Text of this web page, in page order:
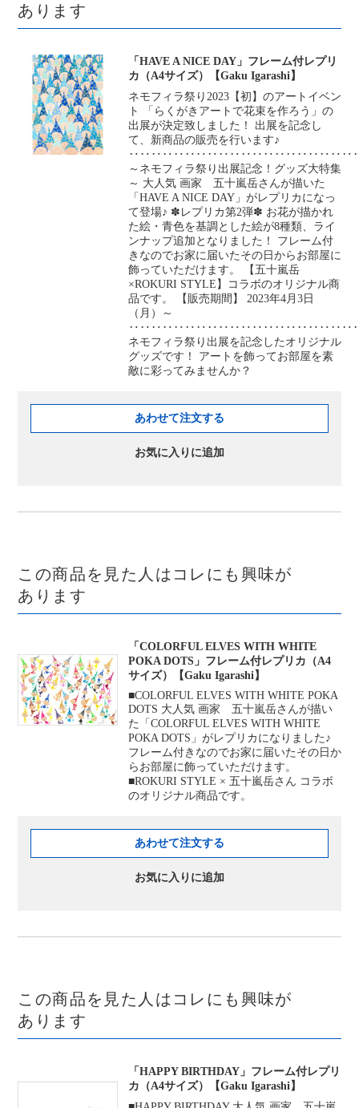
あります
「HAVE A NICE DAY」フレーム付レプリ
カ（A4サイズ）【Gaku Igarashi】
ネモフィラ祭り2023【初】のアートイベン
ト 「らくがきアートで花束を作ろう」の
出展が決定致しました！ 出展を記念し
て、新商品の販売を行います♪
～ネモフィラ祭り出展記念！グッズ大特集
～ 大人気 画家 五十嵐岳さんが描いた
「HAVE A NICE DAY」がレプリカになっ
て登場♪ ✽レプリカ第2弾✽ お花が描かれ
た絵・青色を基調とした絵が8種類、ライ
ンナップ追加となりました！ フレーム付
きなのでお家に届いたその日からお部屋に
飾っていただけます。 【五十嵐岳
×ROKURI STYLE】コラボのオリジナル商
品です。 【販売期間】 2023年4月3日
（月）～
ネモフィラ祭り出展を記念したオリジナル
グッズです！ アートを飾ってお部屋を素
敵に彩ってみませんか？
あわせて注文する
お気に入りに追加
この商品を見た人はコレにも興味が
あります
「COLORFUL ELVES WITH WHITE
POKA DOTS」フレーム付レプリカ（A4
サイズ）【Gaku Igarashi】
■COLORFUL ELVES WITH WHITE POKA
DOTS 大人気 画家 五十嵐岳さんが描い
た「COLORFUL ELVES WITH WHITE
POKA DOTS」がレプリカになりました♪
フレーム付きなのでお家に届いたその日か
らお部屋に飾っていただけます。
■ROKURI STYLE × 五十嵐岳さん コラボ
のオリジナル商品です。
あわせて注文する
お気に入りに追加
この商品を見た人はコレにも興味が
あります
「HAPPY BIRTHDAY」フレーム付レプリ
カ（A4サイズ）【Gaku Igarashi】